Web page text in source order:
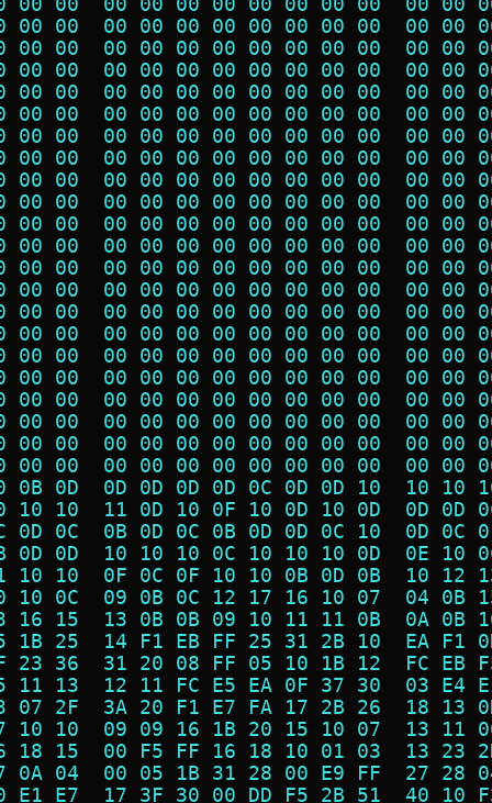
00 00  00 00 00 00 00 00 00 00  00
00 00  00 00 00 00 00 00 00 00  00
00 00  00 00 00 00 00 00 00 00  00
00 00  00 00 00 00 00 00 00 00  00
00 00  00 00 00 00 00 00 00 00  00
00 00  00 00 00 00 00 00 00 00  00
00 00  00 00 00 00 00 00 00 00  00
00 00  00 00 00 00 00 00 00 00  00
00 00  00 00 00 00 00 00 00 00  00
00 00  00 00 00 00 00 00 00 00  00
00 00  00 00 00 00 00 00 00 00  00
00 00  00 00 00 00 00 00 00 00  00
00 00  00 00 00 00 00 00 00 00  00
00 00  00 00 00 00 00 00 00 00  00
00 00  00 00 00 00 00 00 00 00  00
00 00  00 00 00 00 00 00 00 00  00
00 00  00 00 00 00 00 00 00 00  00
00 00  00 00 00 00 00 00 00 00  00
00 00  00 00 00 00 00 00 00 00  00
00 00  00 00 00 00 00 00 00 00  00
00 00  00 00 00 00 00 00 00 00  00
0B 0D  0D 0D 0D 0D 0C 0D 0D 10  10
10 10  11 0D 10 0F 10 0D 10 0D  0D
0D 0C  0B 0D 0C 0B 0D 0D 0C 10  0D
0D 0D  10 10 10 0C 10 10 10 0D  0E
10 10  0F 0C 0F 10 10 0B 0D 0B  10
10 0C  09 0B 0C 12 17 16 10 07  04
16 15  13 0B 0B 09 10 11 11 0B  0A
1B 25  14 F1 EB FF 25 31 2B 10  EA
23 36  31 20 08 FF 05 10 1B 12  FC
11 13  12 11 FC E5 EA 0F 37 30  03
07 2F  3A 20 F1 E7 FA 17 2B 26  18
10 10  09 09 16 1B 20 15 10 07  13
18 15  00 F5 FF 16 18 10 01 03  13
0A 04  00 05 1B 31 28 00 E9 FF  27
E1 E7  17 3F 30 00 DD F5 2B 51  40